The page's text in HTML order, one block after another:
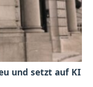
und setzt auf KI